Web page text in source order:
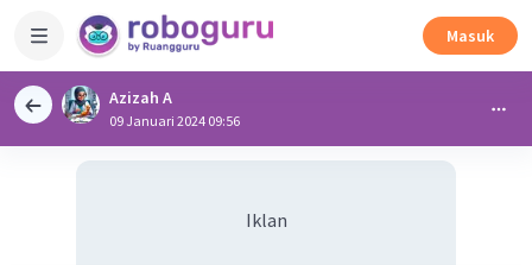
Masuk
Azizah A
09 Januari 2024 09:56
Iklan